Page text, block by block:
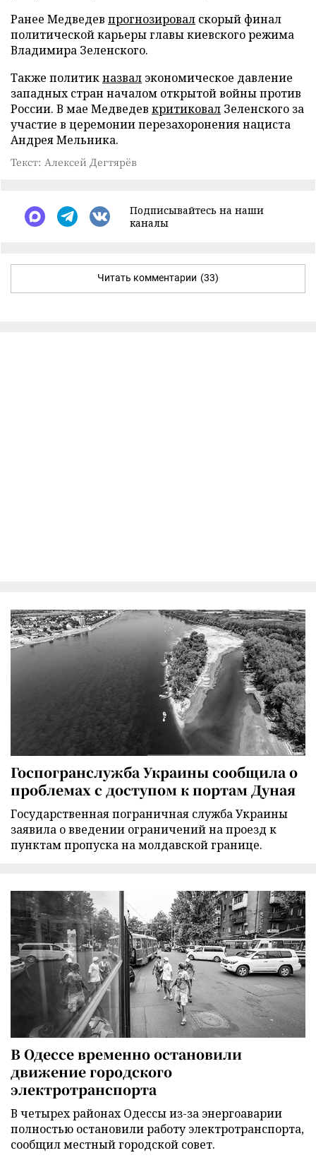
Ранее Медведев прогнозировал скорый финал
политической карьеры главы киевского режима
Владимира Зеленского.
Также политикназвал экономическое давление
западных стран началом открытой войны против
России. В мае Медведев критиковал Зеленского за
участие в церемонии перезахоронения нациста
Андрея Мельника.
Текст: Алексей Дегтярёв
Подписывайтесь на наши
каналы
Читать комментарии (33)
Госпогранслужба Украины сообщила о
проблемах с доступом к портам Дуная
Государственная пограничная служба Украины
заявила о введении ограничений на проезд к
пунктам пропуска на молдавской границе.
В Одессе временно остановили
движение городского
электротранспорта
В четырех районах Одессы из-за энергоаварии
полностью остановили работу электротранспорта,
сообщил местный городской совет.